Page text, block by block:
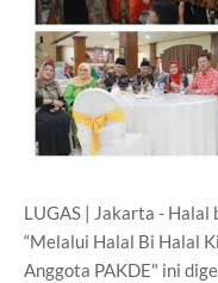
LUGAS | Jakarta - Halal
“Melalui Halal Bi Halal
Anggota PAKDE" ini